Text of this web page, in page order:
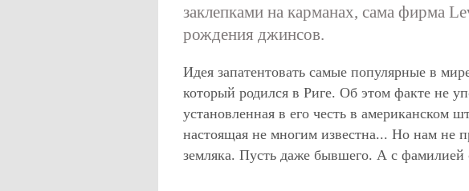
заклепками на карманах, сама фирма
рождения джинсов.
Идея запатентовать самые популярные в
который родился в Риге. Об этом факте не
установленная в его честь в американском
настоящая не многим известна... Но нам не
земляка. Пусть даже бывшего. А с фамилией